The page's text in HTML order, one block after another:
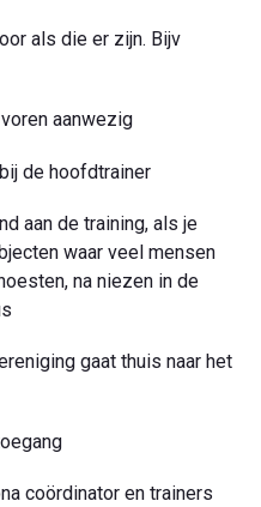
als die er zijn. Bijv
aanwezig
de hoofdtrainer
de training, als je
waar veel mensen
na niezen in de
gaat thuis naar het
en trainers